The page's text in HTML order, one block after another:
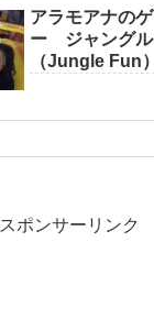
アラモアナの
ー ジャングル
（Jungle Fun
スポンサーリンク